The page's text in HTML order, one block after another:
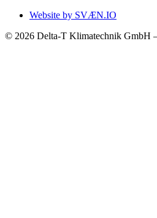
Website by SVÆN.IO
© 2026 Delta-T Klimatechnik GmbH